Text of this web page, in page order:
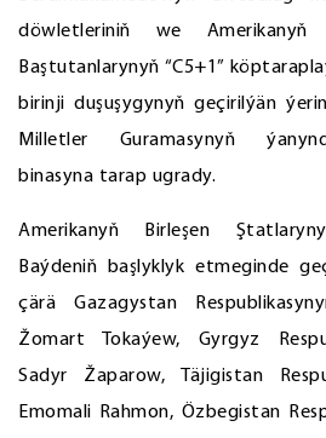
döwletleriniň we Amerikanyň
Baştutanlarynyň “C5+1”
birinji duşuşygynyň geçirilýän
Milletler Guramasynyň
binasyna tarap ugrady.
Amerikanyň Birleşen
Baýdeniň başlyklyk etmeginde
çärä Gazagystan
Žomart Tokaýew, Gyrgyz
Sadyr Žaparow, Täjigistan
Emomali Rahmon, Özbegistan